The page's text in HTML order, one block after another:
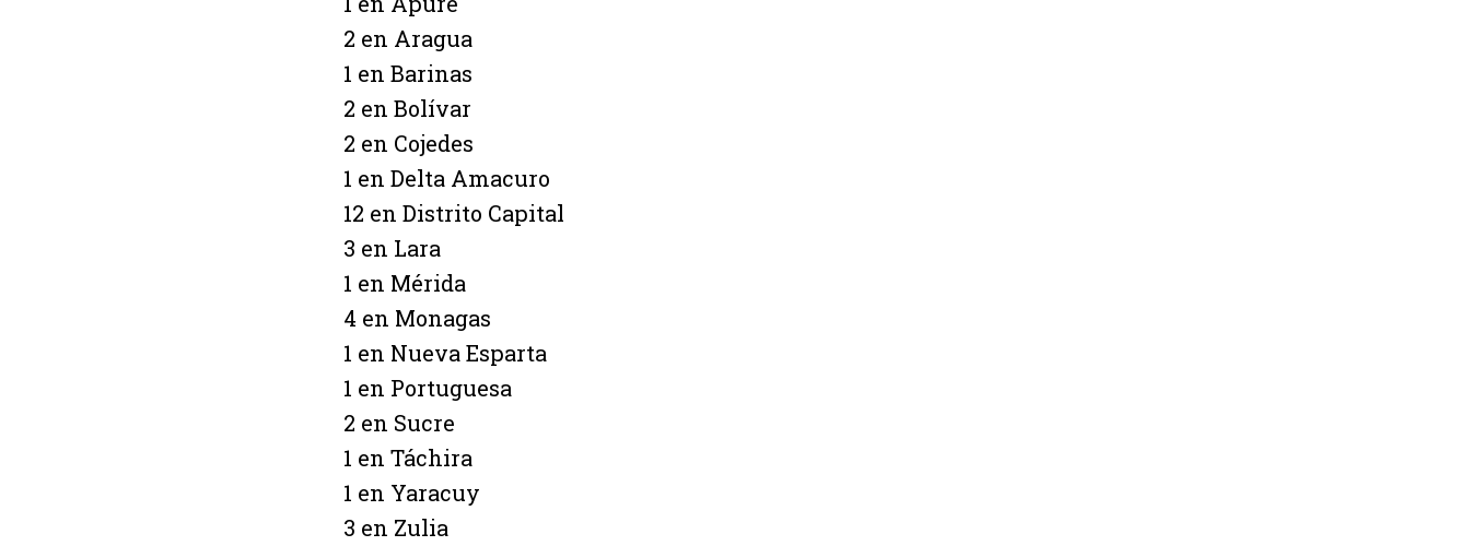
2 en Aragua
1 en Barinas
2 en Bolívar
2 en Cojedes
1 en Delta Amacuro
12 en Distrito Capital
3 en Lara
1 en Mérida
4 en Monagas
1 en Nueva Esparta
1 en Portuguesa
2 en Sucre
1 en Táchira
1 en Yaracuy
3 en Zulia